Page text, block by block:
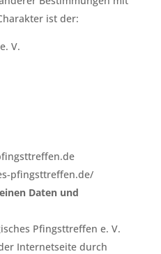
ist der:
V.
pfingsttreffen.de/
Daten und
Pfingsttreffen e. V.
Internetseite durch